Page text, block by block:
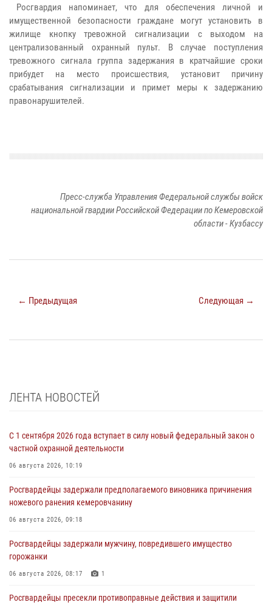
Росгвардия напоминает, что для обеспечения личной и
имущественной безопасности граждане могут установить в
жилище кнопку тревожной сигнализации с выходом на
централизованный охранный пульт. В случае поступления
тревожного сигнала группа задержания в кратчайшие сроки
прибудет на место происшествия, установит причину
срабатывания сигнализации и примет меры к задержанию
правонарушителей.
Пресс-служба Управления Федеральной службы войск
национальной гвардии Российской Федерации по Кемеровской
области - Кузбассу
← Предыдущая Следующая →
ЛЕНТА НОВОСТЕЙ
С 1 сентября 2026 года вступает в силу новый федеральный закон о
частной охранной деятельности
06 августа 2026, 10:19
Росгвардейцы задержали предполагаемого виновника причинения
ножевого ранения кемеровчанину
06 августа 2026, 09:18
Росгвардейцы задержали мужчину, повредившего имущество
горожанки
06 августа 2026, 08:17 1
Росгвардейцы пресекли противоправные действия и защитили